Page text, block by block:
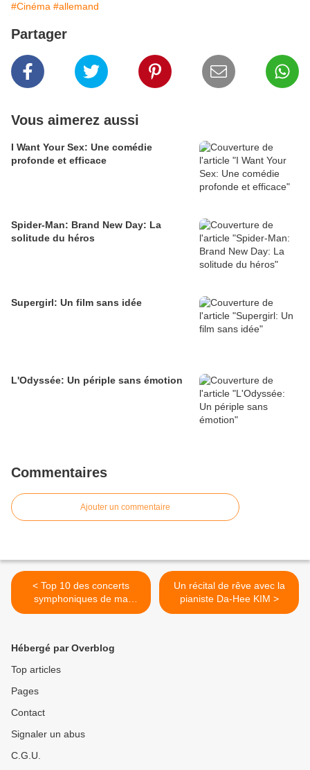
#Cinéma #allemand
Partager
Vous aimerez aussi
I Want Your Sex: Une comédie
profonde et efficace
Spider-Man: Brand New Day: La
solitude du héros
Supergirl: Un film sans idée
L'Odyssée: Un périple sans émotion
Commentaires
Ajouter un commentaire
< Top 10 des concerts
symphoniques de ma
saison 2017/2018
Un récital de rêve avec la
pianiste Da-Hee KIM >
Hébergé par Overblog
Top articles
Pages
Contact
Signaler un abus
C.G.U.